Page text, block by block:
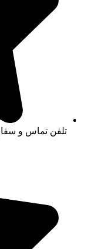
تلفن تماس و سفارش -